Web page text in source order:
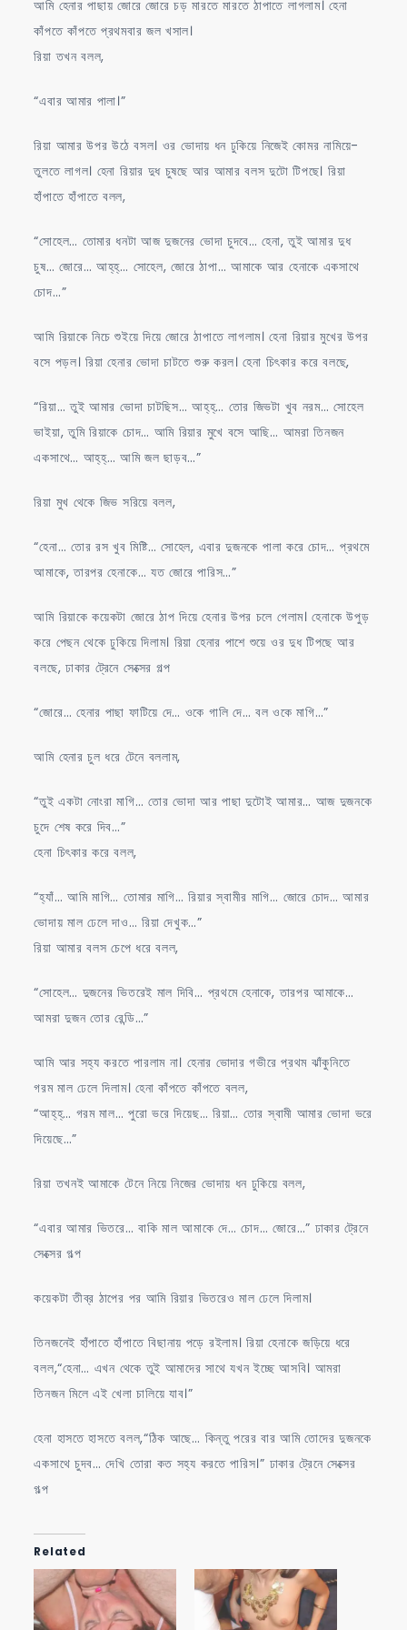
আমি হেনার পাছায় জোরে জোরে চড় মারতে মারতে ঠাপাতে লাগলাম। হেনা
কাঁপতে কাঁপতে প্রথমবার জল খসাল।
রিয়া তখন বলল,
“এবার আমার পালা।”
রিয়া আমার উপর উঠে বসল। ওর ভোদায় ধন ঢুকিয়ে নিজেই কোমর নামিয়ে-
তুলতে লাগল। হেনা রিয়ার দুধ চুষছে আর আমার বলস দুটো টিপছে। রিয়া
হাঁপাতে হাঁপাতে বলল,
“সোহেল… তোমার ধনটা আজ দুজনের ভোদা চুদবে… হেনা, তুই আমার দুধ
চুষ… জোরে… আহ্‌হ্‌… সোহেল, জোরে ঠাপা… আমাকে আর হেনাকে একসাথে
চোদ…”
আমি রিয়াকে নিচে শুইয়ে দিয়ে জোরে ঠাপাতে লাগলাম। হেনা রিয়ার মুখের উপর
বসে পড়ল। রিয়া হেনার ভোদা চাটতে শুরু করল। হেনা চিৎকার করে বলছে,
“রিয়া… তুই আমার ভোদা চাটছিস… আহ্‌হ্‌… তোর জিভটা খুব নরম… সোহেল
ভাইয়া, তুমি রিয়াকে চোদ… আমি রিয়ার মুখে বসে আছি… আমরা তিনজন
একসাথে… আহ্‌হ্‌… আমি জল ছাড়ব…”
রিয়া মুখ থেকে জিভ সরিয়ে বলল,
“হেনা… তোর রস খুব মিষ্টি… সোহেল, এবার দুজনকে পালা করে চোদ… প্রথমে
আমাকে, তারপর হেনাকে… যত জোরে পারিস…”
আমি রিয়াকে কয়েকটা জোরে ঠাপ দিয়ে হেনার উপর চলে গেলাম। হেনাকে উপুড়
করে পেছন থেকে ঢুকিয়ে দিলাম। রিয়া হেনার পাশে শুয়ে ওর দুধ টিপছে আর
বলছে, ঢাকার ট্রেনে সেক্সের গল্প
“জোরে… হেনার পাছা ফাটিয়ে দে… ওকে গালি দে… বল ওকে মাগি…”
আমি হেনার চুল ধরে টেনে বললাম,
“তুই একটা নোংরা মাগি… তোর ভোদা আর পাছা দুটোই আমার… আজ দুজনকে
চুদে শেষ করে দিব…”
হেনা চিৎকার করে বলল,
“হ্যাঁ… আমি মাগি… তোমার মাগি… রিয়ার স্বামীর মাগি… জোরে চোদ… আমার
ভোদায় মাল ঢেলে দাও… রিয়া দেখুক…”
রিয়া আমার বলস চেপে ধরে বলল,
“সোহেল… দুজনের ভিতরেই মাল দিবি… প্রথমে হেনাকে, তারপর আমাকে…
আমরা দুজন তোর রেন্ডি…”
আমি আর সহ্য করতে পারলাম না। হেনার ভোদার গভীরে প্রথম ঝাঁকুনিতে
গরম মাল ঢেলে দিলাম। হেনা কাঁপতে কাঁপতে বলল,
“আহ্‌হ্‌… গরম মাল… পুরো ভরে দিয়েছ… রিয়া… তোর স্বামী আমার ভোদা ভরে
দিয়েছে…”
রিয়া তখনই আমাকে টেনে নিয়ে নিজের ভোদায় ধন ঢুকিয়ে বলল,
“এবার আমার ভিতরে… বাকি মাল আমাকে দে… চোদ… জোরে…” ঢাকার ট্রেনে
সেক্সের গল্প
কয়েকটা তীব্র ঠাপের পর আমি রিয়ার ভিতরেও মাল ঢেলে দিলাম।
তিনজনেই হাঁপাতে হাঁপাতে বিছানায় পড়ে রইলাম। রিয়া হেনাকে জড়িয়ে ধরে
বলল,“হেনা… এখন থেকে তুই আমাদের সাথে যখন ইচ্ছে আসবি। আমরা
তিনজন মিলে এই খেলা চালিয়ে যাব।”
হেনা হাসতে হাসতে বলল,“ঠিক আছে… কিন্তু পরের বার আমি তোদের দুজনকে
একসাথে চুদব… দেখি তোরা কত সহ্য করতে পারিস।” ঢাকার ট্রেনে সেক্সের
গল্প
Related